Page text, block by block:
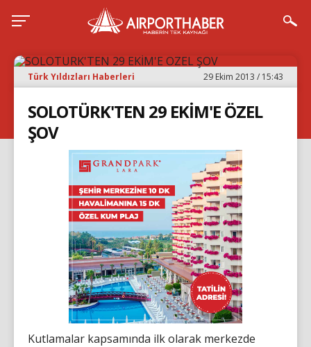
Türk Yıldızları Haberleri 29 Ekim 2013 / 15:43
SOLOTÜRK'TEN 29 EKİM'E ÖZEL
ŞOV
Kutlamalar kapsamında ilk olarak merkezde